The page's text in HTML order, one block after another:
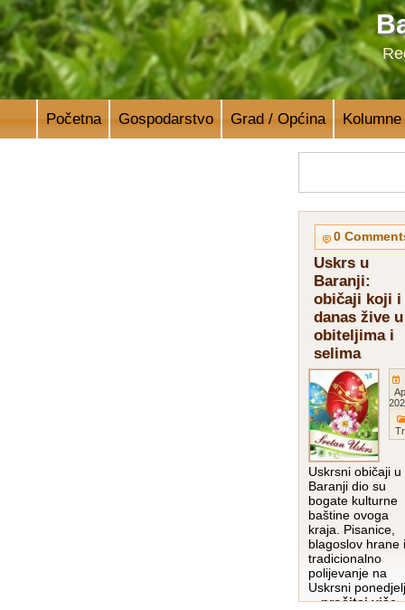
Početna Gospodarstvo Grad / Općina Kolumne
0
Uskrs u
Baranji:
običaji koji i
danas žive u
obiteljima i
selima
Uskrsni običaji u
Baranji dio su
bogate kulturne
baštine ovoga
kraja. Pisanice,
blagoslov hrane i
tradicionalno
polijevanje na
Uskrsni
…pročitaj